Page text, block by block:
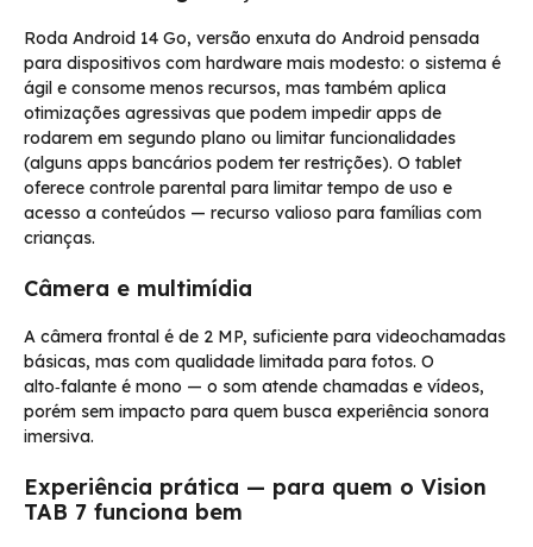
Roda Android 14 Go, versão enxuta do Android pensada
para dispositivos com hardware mais modesto: o sistema é
ágil e consome menos recursos, mas também aplica
otimizações agressivas que podem impedir apps de
rodarem em segundo plano ou limitar funcionalidades
(alguns apps bancários podem ter restrições). O tablet
oferece controle parental para limitar tempo de uso e
acesso a conteúdos — recurso valioso para famílias com
crianças.
Câmera e multimídia
A câmera frontal é de 2 MP, suficiente para videochamadas
básicas, mas com qualidade limitada para fotos. O
alto‑falante é mono — o som atende chamadas e vídeos,
porém sem impacto para quem busca experiência sonora
imersiva.
Experiência prática — para quem o Vision
TAB 7 funciona bem